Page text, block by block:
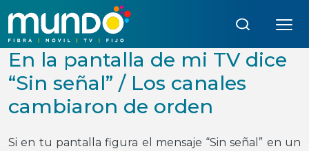
En la pantalla de mi TV dice
“Sin señal” / Los canales
cambiaron de orden
Si en tu pantalla figura el mensaje “Sin señal” en un